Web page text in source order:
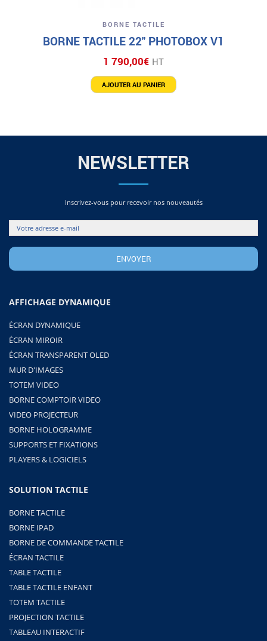
BORNE TACTILE
BORNE TACTILE 22″ PHOTOBOX V1
1 790,00€ HT
AJOUTER AU PANIER
NEWSLETTER
Inscrivez-vous pour recevoir nos nouveautés
AFFICHAGE DYNAMIQUE
ÉCRAN DYNAMIQUE
ÉCRAN MIROIR
ÉCRAN TRANSPARENT OLED
MUR D'IMAGES
TOTEM VIDEO
BORNE COMPTOIR VIDEO
VIDEO PROJECTEUR
BORNE HOLOGRAMME
SUPPORTS ET FIXATIONS
PLAYERS & LOGICIELS
SOLUTION TACTILE
BORNE TACTILE
BORNE IPAD
BORNE DE COMMANDE TACTILE
ÉCRAN TACTILE
TABLE TACTILE
TABLE TACTILE ENFANT
TOTEM TACTILE
PROJECTION TACTILE
TABLEAU INTERACTIF